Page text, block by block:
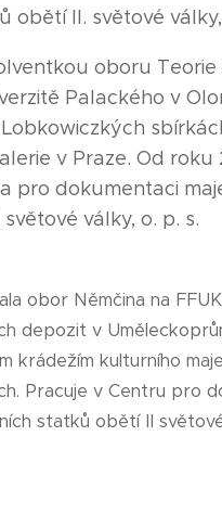
II. světové války,
oboru Teorie
Palackého v
v Praze. Od roku
pro dokumentaci
války, o. p. s.
obor Němčina na
depozit v
krádežím kulturního
Pracuje v Centru pro
statků obětí II